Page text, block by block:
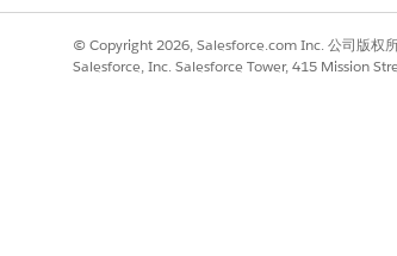
© Copyright 2026, Salesforce.com Inc. 公司版权
Salesforce, Inc. Salesforce Tower, 415 Mission